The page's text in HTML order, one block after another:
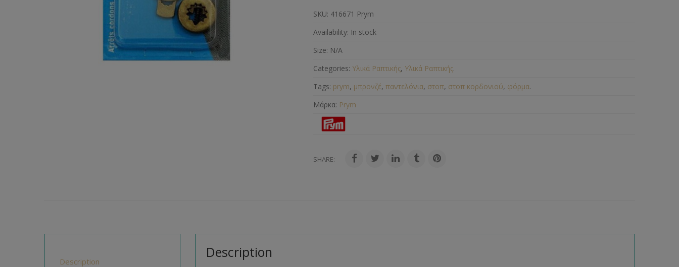
SKU: 416671 Prym
Availability: In stock
Size: N/A
Categories: Υλικά Ραπτικής, Υλικά Ραπτικής.
Tags: prym, μπρονζέ,παντελόνια, στοπ, στοπ κορδονιού, φόρμα.
Μάρκα: Prym
SHARE:
Description
Description